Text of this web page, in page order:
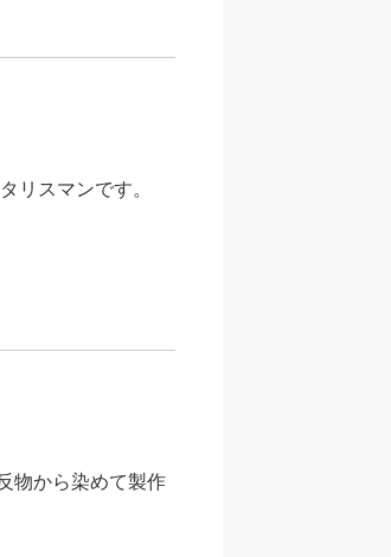
リスマンです。
物から染めて製作